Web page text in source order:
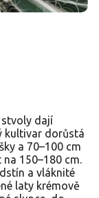
stvoly dají
kultivar dorůstá
a 70–100 cm
150–180 cm.
a vláknité
laty krémově